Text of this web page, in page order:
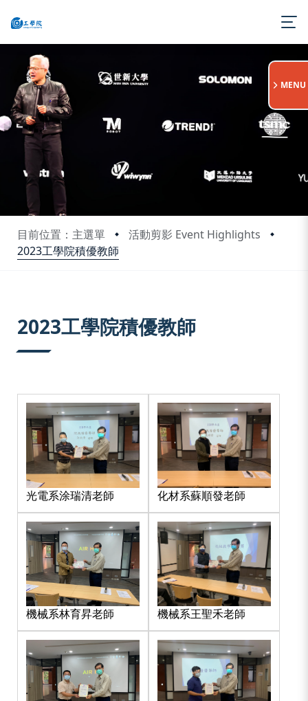
目前位置：主選單
活動剪影 Event Highlights
2023工學院積優教師
:::
MENU
2023工學院積優教師
光電系涂瑞清老師 化材系蘇順發老師
機械系林育昇老師 機械系王聖禾老師